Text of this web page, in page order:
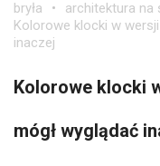
bryła
architektura na
Kolorowe klocki w
inaczej
Kolorowe klocki
mógł wyglądać